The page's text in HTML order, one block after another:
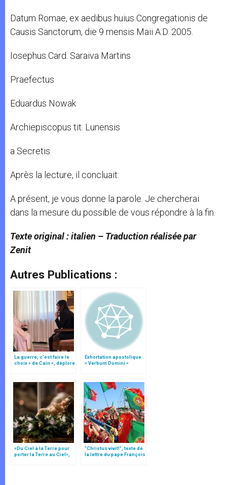
Datum Romae, ex aedibus huius Congregationis de
Causis Sanctorum, die 9 mensis Maii A.D. 2005.
Iosephus Card. Saraiva Martins
Praefectus
Eduardus Nowak
Archiepiscopus tit. Lunensis
a Secretis
Après la lecture, il concluait:
A présent, je vous donne la parole. Je chercherai
dans la mesure du possible de vous répondre à la fin.
Texte original : italien – Traduction réalisée par
Zenit
Autres Publications :
La guerre, c’est faire le
choix « de Caïn », déplore
Exhortation apostolique
« Verbum Domini »
«Du Ciel à la Terre pour
porter la Terre au Ciel»,
"Christus vivit!", texte de
la lettre du pape François